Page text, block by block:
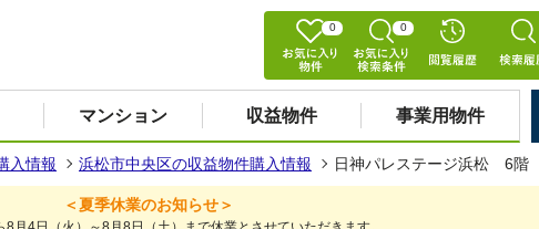
0 0
マンション 収益物件 事業用物件
入情報 浜松市中央区の収益物件購入情報 日神パレステージ浜松 6階
＜夏季休業のお知らせ＞